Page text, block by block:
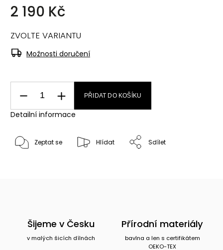
2 190 Kč
ZVOLTE VARIANTU
Možnosti doručení
PŘIDAT DO KOŠÍKU
Detailní informace
Zeptat se Hlídat Sdílet
Šijeme v Česku
v malých šicích dílnách
Přírodní materiály
bavlna a len s certifikátem
OEKO-TEX